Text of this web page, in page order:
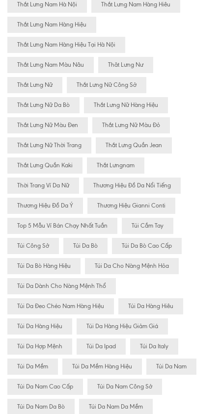
Thắt Lưng Nam Hà Nội Thắt Lưng Nam Hàng Hiêu
Thắt Lưng Nam Hàng Hiệu
Thắt Lưng Nam Hàng Hiệu Tại Hà Nội
Thắt Lưng Nam Màu Nâu Thăt Lưng Nư
Thắt Lưng Nữ Thắt Lưng Nữ Công Sở
Thắt Lưng Nữ Da Bò Thắt Lưng Nữ Hàng Hiệu
Thắt Lưng Nữ Màu Đen Thắt Lưng Nữ Màu Đỏ
Thắt Lưng Nữ Thời Trang Thắt Lưng Quần Jean
Thắt Lưng Quần Kaki Thắt Lưngnam
Thời Trang Ví Da Nữ Thương Hiệu Đồ Da Nổi Tiếng
Thương Hiệu Đồ Da Ý Thương Hiệu Gianni Conti
Top 5 Mẫu Ví Bán Chạy Nhất Tuần Túi Cầm Tay
Túi Công Sở Túi Da Bò Túi Da Bò Cao Cấp
Túi Da Bò Hàng Hiệu Túi Da Cho Nàng Mệnh Hỏa
Túi Da Dành Cho Nàng Mệnh Thổ
Túi Da Đeo Chéo Nam Hàng Hiệu Túi Da Hàng Hiêu
Túi Da Hàng Hiệu Túi Da Hàng Hiệu Giảm Giá
Túi Da Hợp Mệnh Túi Da Ipad Túi Da Italy
Túi Da Mềm Túi Da Mềm Hàng Hiệu Túi Da Nam
Túi Da Nam Cao Cấp Túi Da Nam Công Sở
Túi Da Nam Da Bò Túi Da Nam Da Mềm